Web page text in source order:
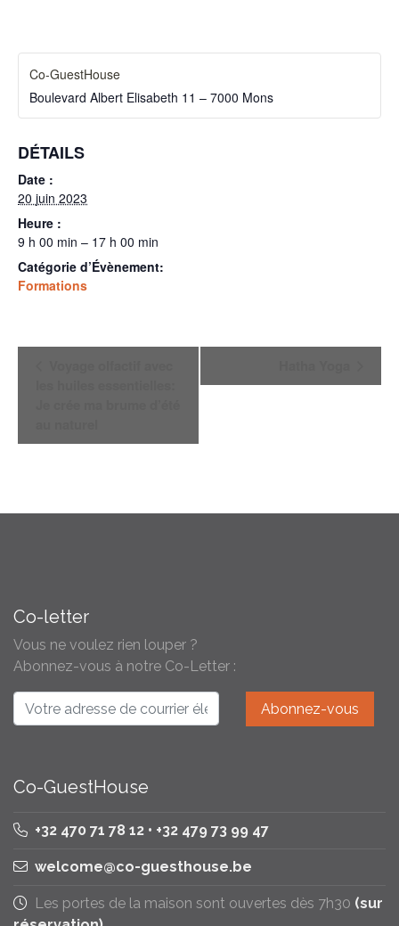
DÉTAILS
Date :
20 juin 2023
Heure :
9 h 00 min – 17 h 00 min
Catégorie d’Évènement:
Formations
Co-GuestHouse
Boulevard Albert Elisabeth 11 – 7000 Mons
Co-letter
Vous ne voulez rien louper ?
Abonnez-vous à notre Co-Letter :
Co-GuestHouse
+32 470 71 78 12 • +32 479 73 99 47
welcome@co-guesthouse.be
Les portes de la maison sont ouvertes dès 7h30 (sur